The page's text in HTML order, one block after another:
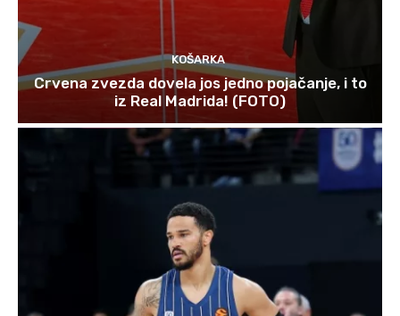
KOŠARKA
Crvena zvezda dovela jos jedno pojačanje, i to
iz Real Madrida! (FOTO)